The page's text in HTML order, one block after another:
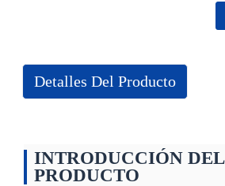
Detalles Del Producto
INTRODUCCIÓN DEL
PRODUCTO